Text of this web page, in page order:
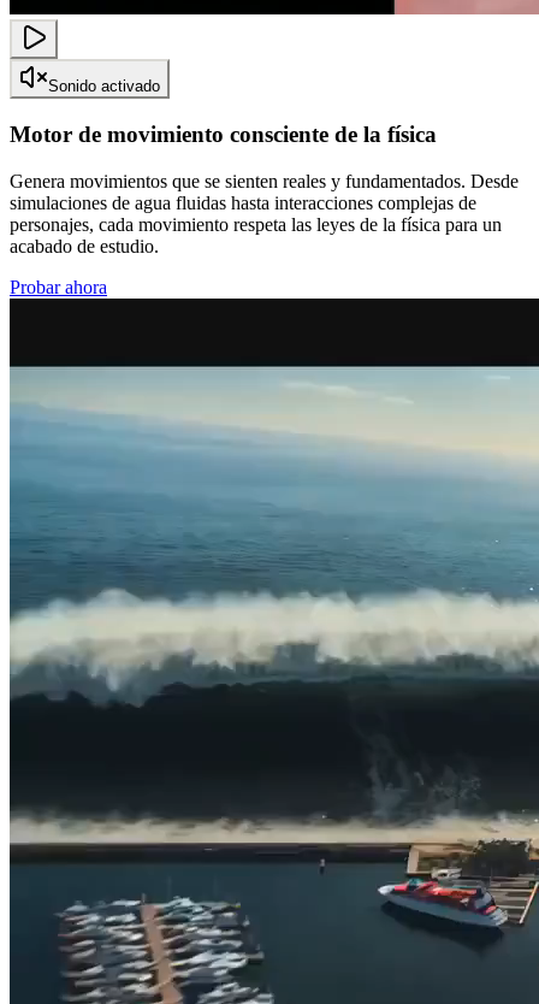
Sonido activado
Motor de movimiento consciente de la física
Genera movimientos que se sienten reales y fundamentados. Desde
simulaciones de agua fluidas hasta interacciones complejas de
personajes, cada movimiento respeta las leyes de la física para un
acabado de estudio.
Probar ahora